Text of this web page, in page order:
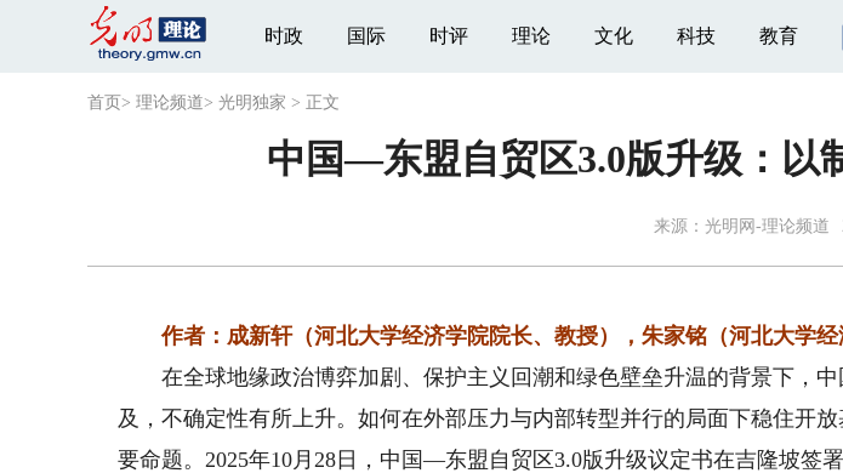
时政 国际 时评 理论 文化 科技 教育
首页 > 理论频道> 光明独家 > 正文
中国—东盟自贸区3.0版升级：以
来源： 光明网-理论频道
作者：成新轩（河北大学经济学院院长、教授），朱家铭（河北大学经
在全球地缘政治博弈加剧、保护主义回潮和绿色壁垒升温的背景下，中
及，不确定性有所上升。如何在外部压力与内部转型并行的局面下稳住开
要命题。2025年10月28日，中国—东盟自贸区3.0版升级议定书在吉隆坡签